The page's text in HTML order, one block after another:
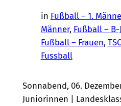
in Fußball – 1.
Männer, Fußball –
Fußball – Frauen,
Fussball
Sonnabend, 06.
Juniorinnen |